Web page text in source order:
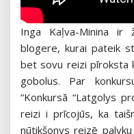
Inga Kaļva-Minina ir
blogere, kurai pateik
bet sovu reizi pīroksta
gobolus. Par
“Konkursā “Latgolys
reizi i prīcojūs, ka
nūtikšonys reizē